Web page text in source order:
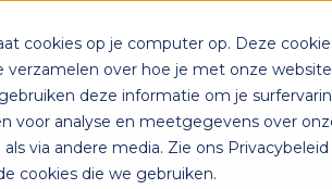
cookies op je computer op. Deze
verzamelen over hoe je met onze
deze informatie om je
voor analyse en meetgegevens over
via andere media. Zie ons
cookies die we gebruiken.
Download
Submenu